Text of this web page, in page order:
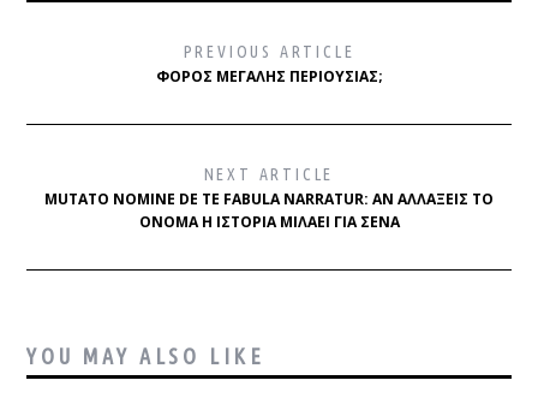
PREVIOUS ARTICLE
ΦΌΡΟΣ ΜΕΓΆΛΗΣ ΠΕΡΙΟΥΣΊΑΣ;
NEXT ARTICLE
MUTATO NOMINE DE TE FABULA NARRATUR: ΑΝ ΑΛΛΆΞΕΙΣ ΤΟ
ΌΝΟΜΑ Η ΙΣΤΟΡΊΑ ΜΙΛΆΕΙ ΓΙΑ ΣΈΝΑ
YOU MAY ALSO LIKE